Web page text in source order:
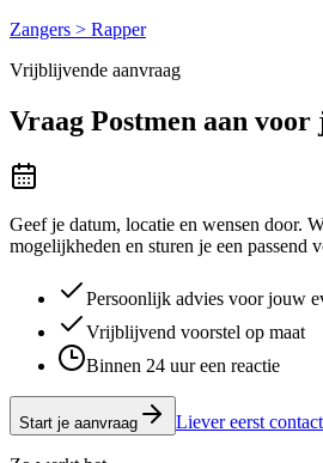
Zangers > Rapper
Vrijblijvende aanvraag
Vraag Postmen aan voor
Geef je datum, locatie en wensen door.
mogelijkheden en sturen je een passend
Persoonlijk advies voor jouw
Vrijblijvend voorstel op maat
Binnen 24 uur een reactie
Start je aanvraag Liever eerst